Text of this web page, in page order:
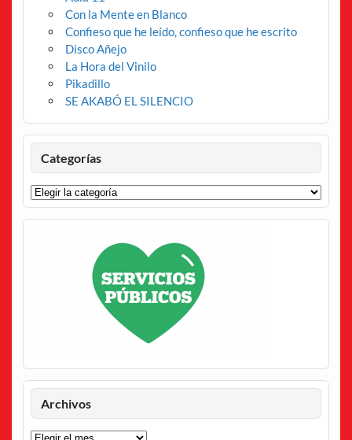
Con la Mente en Blanco
Confieso que he leído, confieso que he escrito
Disco Añejo
La Hora del Vinilo
Pikadillo
SE AKABÓ EL SILENCIO
Categorías
Categorías
Archivos
Archivos